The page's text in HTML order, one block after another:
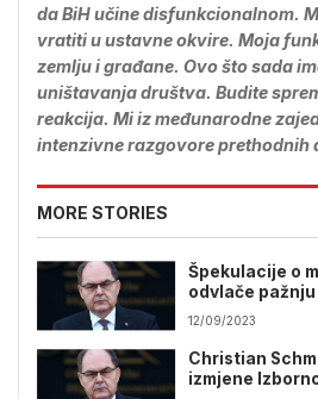
da BiH učine disfunkcionalnom.
vratiti u ustavne okvire. Moja
zemlju i građane. Ovo što sada
uništavanja društva. Budite
reakcija. Mi iz međunarodne
intenzivne razgovore prethodnih
MORE STORIES
Špekulacije o
odvlače
12/09/2023
Christian
izmjene